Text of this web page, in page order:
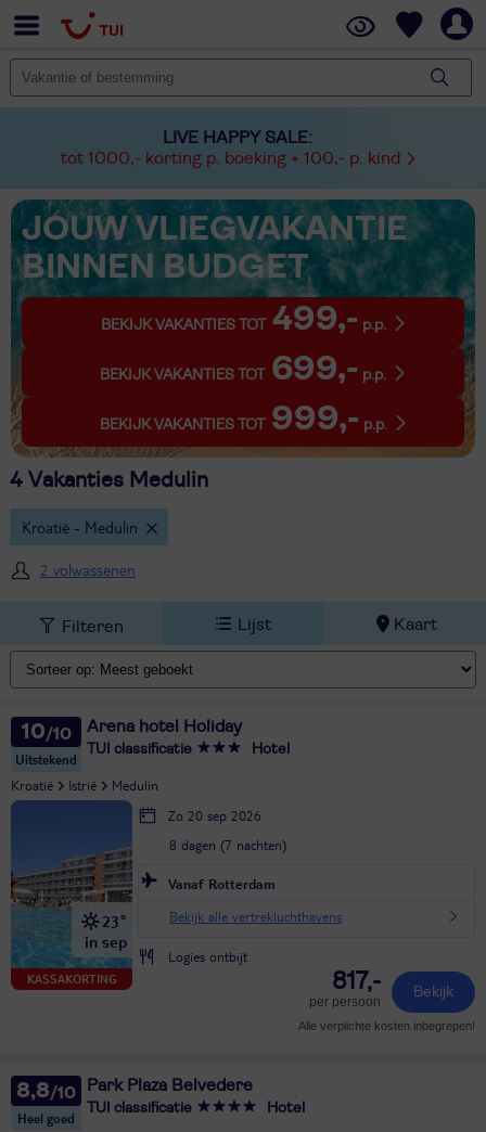
LIVE HAPPY SALE:
tot 1000,- korting p. boeking + 100,- p. kind
JOUW VLIEGVAKANTIE
BINNEN BUDGET
BEKIJK VAKANTIES TOT 499,- p.p.
BEKIJK VAKANTIES TOT 699,- p.p.
BEKIJK VAKANTIES TOT 999,- p.p.
4 Vakanties Medulin
Kroatië - Medulin
2 volwassenen
Filteren Lijst Kaart
10
Uitstekend
Arena hotel Holiday
TUI classificatie Hotel
Kroatië Istrië Medulin
KASSAKORTING
23°
in sep
Zo 20 sep 2026
8 dagen (7 nachten)
Vanaf Rotterdam
Bekijk alle vertrekluchthavens
Logies ontbijt
817,-
per persoon
Bekijk
Alle verplichte kosten inbegrepen!
8,8
Heel goed
Park Plaza Belvedere
TUI classificatie Hotel